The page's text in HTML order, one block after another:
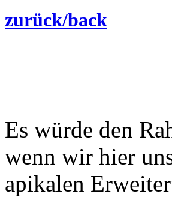
zurück/back
Es würde den
wenn wir hier
apikalen